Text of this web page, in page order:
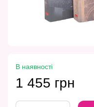
В наявності
1 455 грн